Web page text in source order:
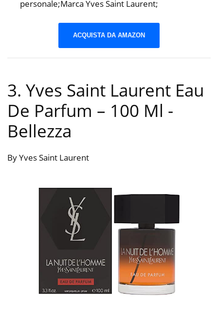
personale;Marca Yves Saint Laurent;
ACQUISTA DA AMAZON
3. Yves Saint Laurent Eau
De Parfum – 100 Ml -
Bellezza
By Yves Saint Laurent